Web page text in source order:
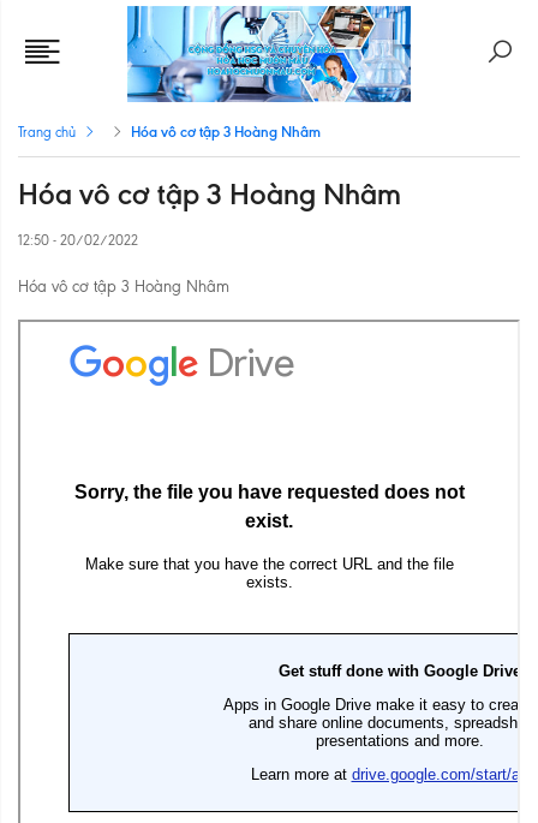
Trang chủ Hóa vô cơ tập 3 Hoàng Nhâm
Hóa vô cơ tập 3 Hoàng Nhâm
12:50 - 20/02/2022
Hóa vô cơ tập 3 Hoàng Nhâm